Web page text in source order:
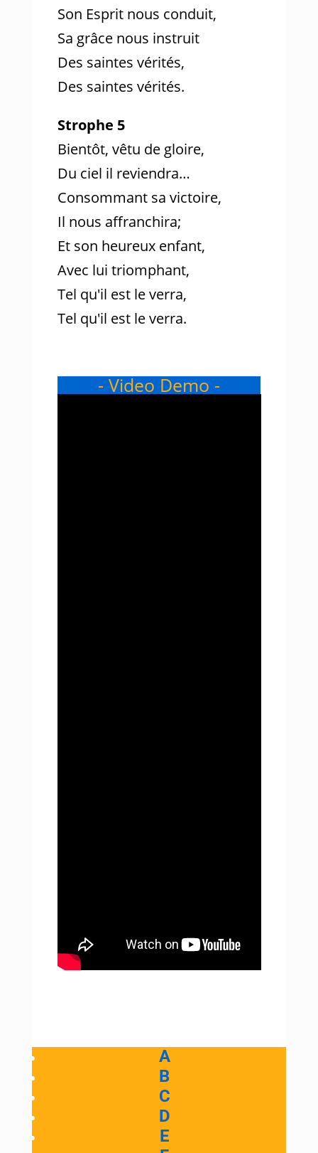
Son Esprit nous conduit,
Sa grâce nous instruit
Des saintes vérités,
Des saintes vérités.
Strophe 5
Bientôt, vêtu de gloire,
Du ciel il reviendra…
Consommant sa victoire,
Il nous affranchira;
Et son heureux enfant,
Avec lui triomphant,
Tel qu'il est le verra,
Tel qu'il est le verra.
- Video Demo -
A
B
C
D
E